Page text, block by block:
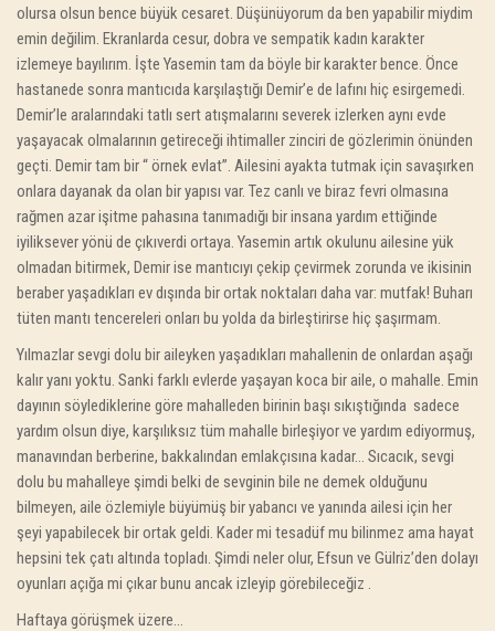
olursa olsun bence büyük cesaret. Düşünüyorum da ben yapabilir miydim
emin değilim. Ekranlarda cesur, dobra ve sempatik kadın karakter
izlemeye bayılırım. İşte Yasemin tam da böyle bir karakter bence. Önce
hastanede sonra mantıcıda karşılaştığı Demir’e de lafını hiç esirgemedi.
Demir’le aralarındaki tatlı sert atışmalarını severek izlerken aynı evde
yaşayacak olmalarının getireceği ihtimaller zinciri de gözlerimin önünden
geçti. Demir tam bir “ örnek evlat”. Ailesini ayakta tutmak için savaşırken
onlara dayanak da olan bir yapısı var. Tez canlı ve biraz fevri olmasına
rağmen azar işitme pahasına tanımadığı bir insana yardım ettiğinde
iyiliksever yönü de çıkıverdi ortaya. Yasemin artık okulunu ailesine yük
olmadan bitirmek, Demir ise mantıcıyı çekip çevirmek zorunda ve ikisinin
beraber yaşadıkları ev dışında bir ortak noktaları daha var: mutfak! Buharı
tüten mantı tencereleri onları bu yolda da birleştirirse hiç şaşırmam.
Yılmazlar sevgi dolu bir aileyken yaşadıkları mahallenin de onlardan aşağı
kalır yanı yoktu. Sanki farklı evlerde yaşayan koca bir aile, o mahalle. Emin
dayının söylediklerine göre mahalleden birinin başı sıkıştığında sadece
yardım olsun diye, karşılıksız tüm mahalle birleşiyor ve yardım ediyormuş,
manavından berberine, bakkalından emlakçısına kadar… Sıcacık, sevgi
dolu bu mahalleye şimdi belki de sevginin bile ne demek olduğunu
bilmeyen, aile özlemiyle büyümüş bir yabancı ve yanında ailesi için her
şeyi yapabilecek bir ortak geldi. Kader mi tesadüf mu bilinmez ama hayat
hepsini tek çatı altında topladı. Şimdi neler olur, Efsun ve Gülriz’den dolayı
oyunları açığa mi çıkar bunu ancak izleyip görebileceğiz .
Haftaya görüşmek üzere…